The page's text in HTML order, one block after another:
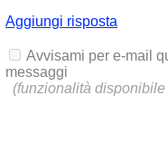
Aggiungi risposta
Avvisami per e-mail
messaggi
(funzionalità